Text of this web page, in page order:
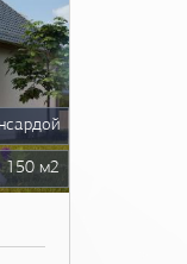
150 м2
дома